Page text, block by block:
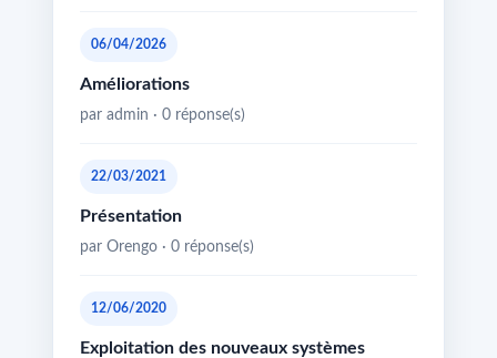
06/04/2026
Améliorations
par admin · 0 réponse(s)
22/03/2021
Présentation
par Orengo · 0 réponse(s)
12/06/2020
Exploitation des nouveaux systèmes